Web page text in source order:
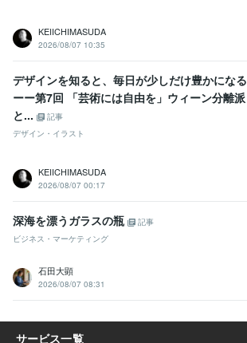
KEIICHIMASUDA
2026/08/07 10:35
デザインを知ると、毎日が少しだけ豊かになる
ーー第7回 「芸術には自由を」ウィーン分離派
と...
記事
デザイン・イラスト
KEIICHIMASUDA
2026/08/07 00:17
深海を漂うガラスの瓶
記事
ビジネス・マーケティング
石田大顕
2026/08/07 08:31